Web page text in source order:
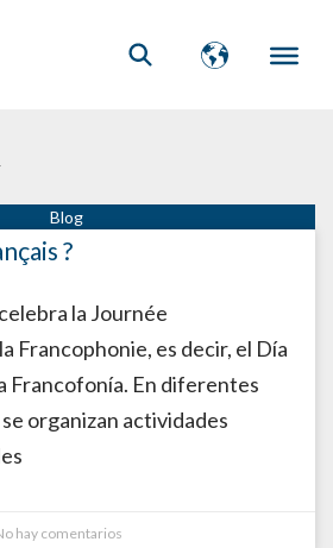
?
la Journée
Francophonie, es decir, el Día
Francofonía. En diferentes
organizan actividades
hay comentarios